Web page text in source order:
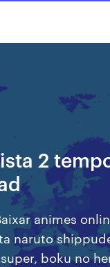
2
animes
naruto
boku no